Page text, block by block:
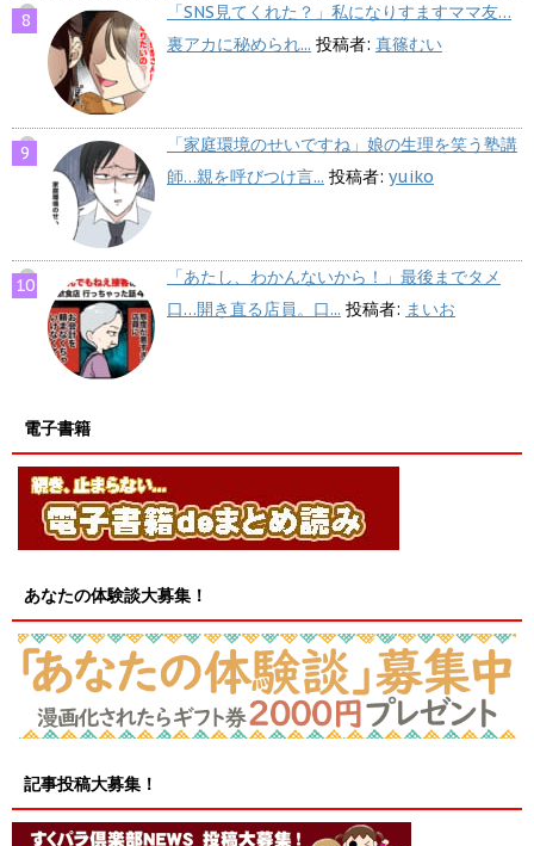
「SNS見てくれた？」私になりすますママ友…
裏アカに秘められ... 投稿者: 真篠むい
「家庭環境のせいですね」娘の生理を笑う塾講
師…親を呼びつけ言... 投稿者: yuiko
「あたし、わかんないから！」最後までタメ
口…開き直る店員。口... 投稿者: まいお
電子書籍
あなたの体験談大募集！
記事投稿大募集！